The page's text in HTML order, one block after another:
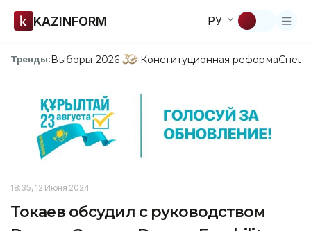
KAZINFORM РУ
Тренды:Выборы-2026 Конституционная реформа
18:35, 12 Июня 2024
Токаев обсудил с руководством